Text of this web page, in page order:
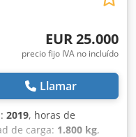
EUR 25.000
precio fijo IVA no incluído
Llamar
2019, horas de
de carga: 1.800 kg,